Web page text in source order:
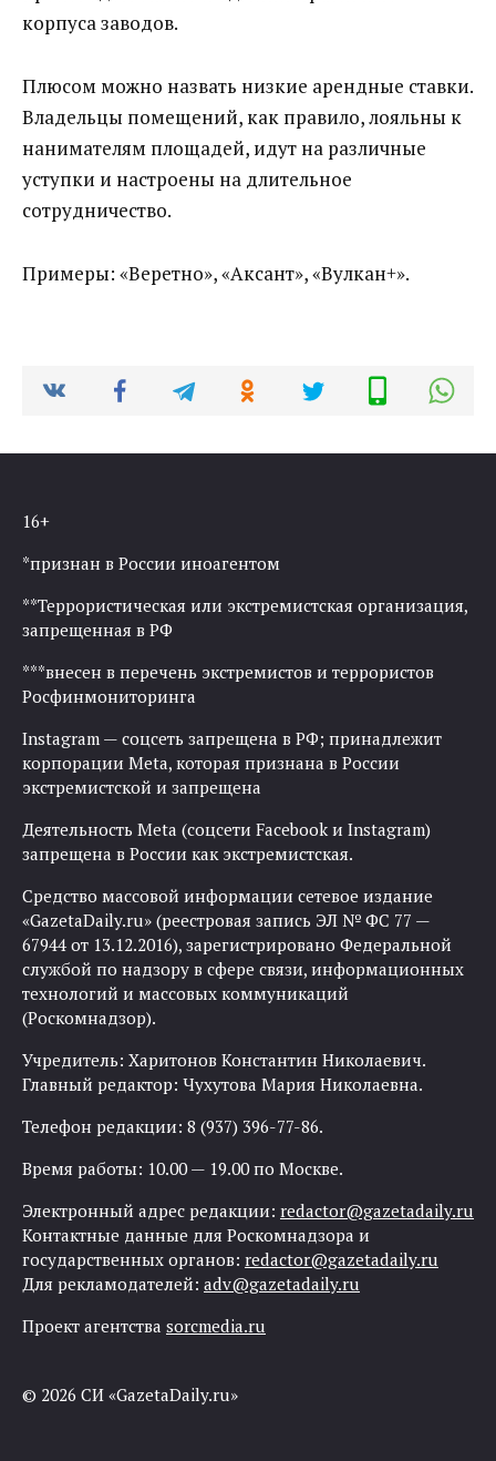
корпуса заводов.
Плюсом можно назвать низкие арендные ставки.
Владельцы помещений, как правило, лояльны к
нанимателям площадей, идут на различные
уступки и настроены на длительное
сотрудничество.
Примеры: «Веретно», «Аксант», «Вулкан+».
16+
*признан в России иноагентом
**Террористическая или экстремистская организация,
запрещенная в РФ
***внесен в перечень экстремистов и террористов
Росфинмониторинга
Instagram — соцсеть запрещена в РФ; принадлежит
корпорации Meta, которая признана в России
экстремистской и запрещена
Деятельность Meta (соцсети Facebook и Instagram)
запрещена в России как экстремистская.
Средство массовой информации сетевое издание
«GazetaDaily.ru» (реестровая запись ЭЛ № ФС 77 —
67944 от 13.12.2016), зарегистрировано Федеральной
службой по надзору в сфере связи, информационных
технологий и массовых коммуникаций
(Роскомнадзор).
Учредитель: Харитонов Константин Николаевич.
Главный редактор: Чухутова Мария Николаевна.
Телефон редакции: 8 (937) 396-77-86.
Время работы: 10.00 — 19.00 по Москве.
Электронный адрес редакции: redactor@gazetadaily.ru
Контактные данные для Роскомнадзора и
государственных органов: redactor@gazetadaily.ru
Для рекламодателей: adv@gazetadaily.ru
Проект агентства sorcmedia.ru
© 2026 СИ «GazetaDaily.ru»